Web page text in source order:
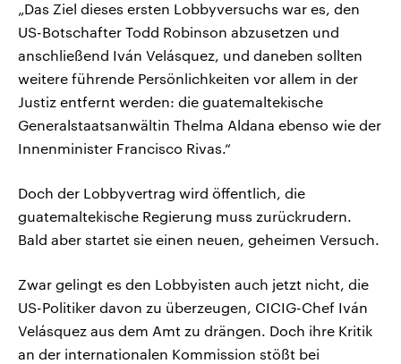
„Das Ziel dieses ersten Lobbyversuchs war es, den
US-Botschafter Todd Robinson abzusetzen und
anschließend Iván Velásquez, und daneben sollten
weitere führende Persönlichkeiten vor allem in der
Justiz entfernt werden: die guatemaltekische
Generalstaatsanwältin Thelma Aldana ebenso wie der
Innenminister Francisco Rivas.“
Doch der Lobbyvertrag wird öffentlich, die
guatemaltekische Regierung muss zurückrudern.
Bald aber startet sie einen neuen, geheimen Versuch.
Zwar gelingt es den Lobbyisten auch jetzt nicht, die
US-Politiker davon zu überzeugen, CICIG-Chef Iván
Velásquez aus dem Amt zu drängen. Doch ihre Kritik
an der internationalen Kommission stößt bei